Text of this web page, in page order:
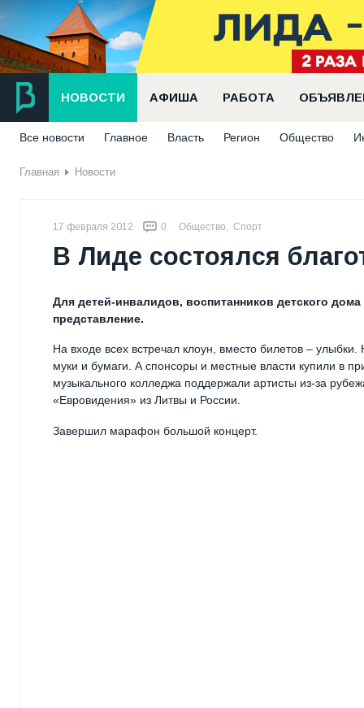
НОВОСТИ АФИША РАБОТА
Все новости Главное Власть Регион Общество
Главная Новости
17 февраля 2012 0 Общество, Спорт
В Лиде состоялся
Для детей-инвалидов, воспитанников детского
представление.
На входе всех встречал клоун, вместо билетов –
муки и бумаги. А спонсоры и местные власти купили в
музыкального колледжа поддержали артисты из-за
«Евровидения» из Литвы и России.
Завершил марафон большой концерт.